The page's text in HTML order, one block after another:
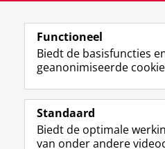
Volg de RUG
Studiekiezers
Functioneel
Biedt de basisfuncties
geanonimiseerde
Standaard
Biedt de optimale
van onder andere